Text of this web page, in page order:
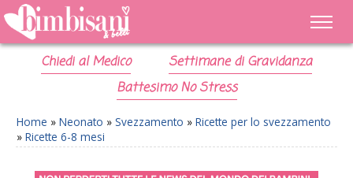
Chiedi al Medico
Settimane di Gravidanza
Battesimo No Stress
Home » Neonato » Svezzamento » Ricette per lo svezzamento
» Ricette 6-8 mesi